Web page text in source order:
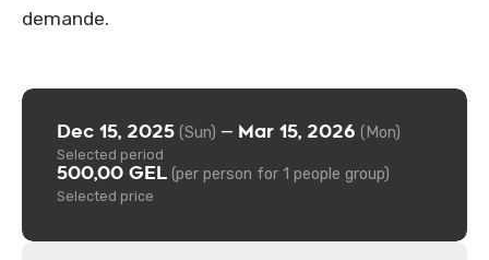
demande.
Dec 15, 2025 (Sun) — Mar 15, 2026 (Mon)
Selected period
500,00 GEL (per person for 1 people group)
Selected price